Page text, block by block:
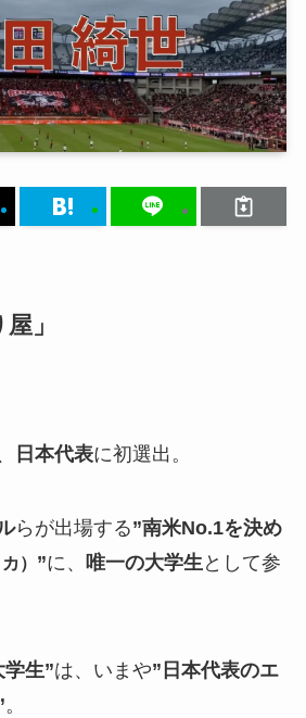
」
日本代表に初選出。
らが出場する”南米No.1を決め
） ”に、 唯一の大学生 として参
学生”は、いまや”日本代表のエ
。